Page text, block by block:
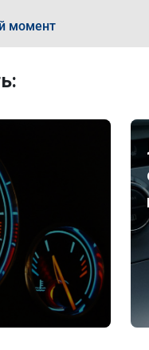
момент